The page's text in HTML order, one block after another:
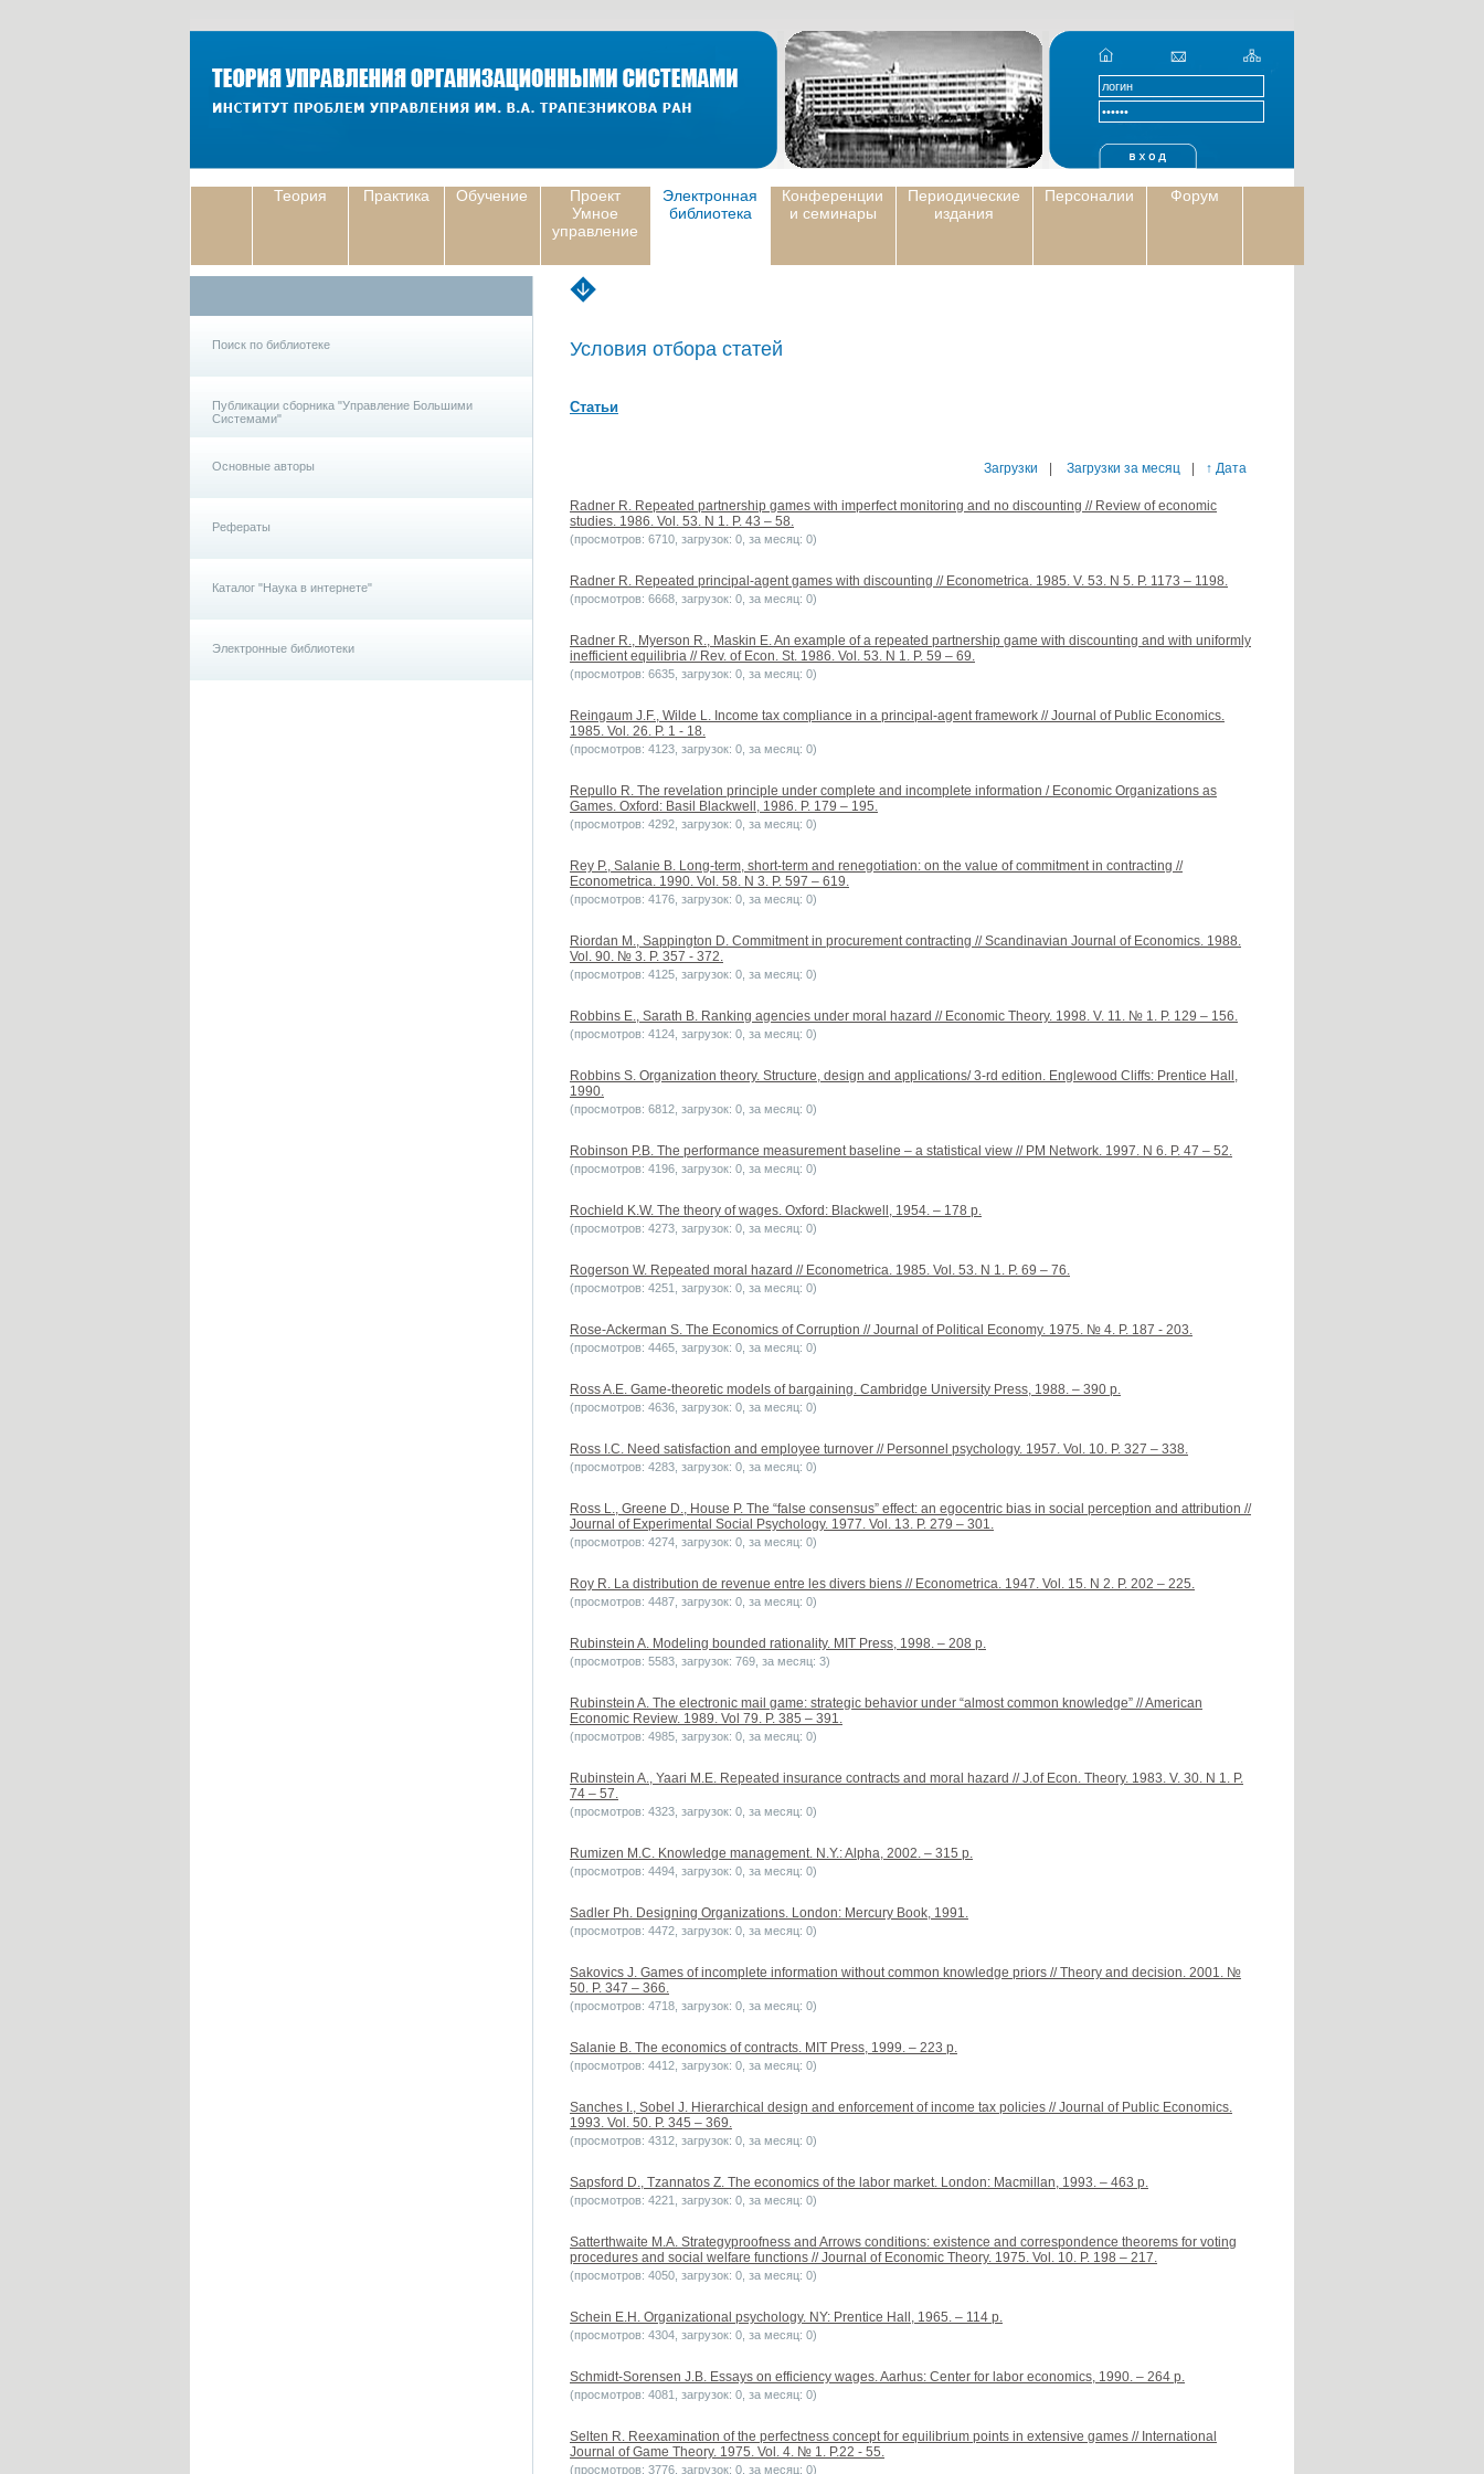
Теория Практика Обучение
Проект
Умное
управление
Электронная
библиотека
Конференции
и семинары
Периодические
издания
Персоналии Форум
Поиск по библиотеке
Публикации сборника "Управление Большими
Системами"
Основные авторы
Рефераты
Каталог "Наука в интернете"
Электронные библиотеки
Условия отбора статей
Статьи
Загрузки Загрузки за месяц ↑ Дата
Radner R. Repeated partnership games with imperfect monitoring and no discounting // Review of economic
studies. 1986. Vol. 53. N 1. P. 43 – 58.
(просмотров: 6710, загрузок: 0, за месяц: 0)
Radner R. Repeated principal-agent games with discounting // Econometrica. 1985. V. 53. N 5. P. 1173 – 1198.
(просмотров: 6668, загрузок: 0, за месяц: 0)
Radner R., Myerson R., Maskin E. An example of a repeated partnership game with discounting and with uniformly
inefficient equilibria // Rev. of Econ. St. 1986. Vol. 53. N 1. P. 59 – 69.
(просмотров: 6635, загрузок: 0, за месяц: 0)
Reingaum J.F., Wilde L. Income tax compliance in a principal-agent framework // Journal of Public Economics.
1985. Vol. 26. P. 1 - 18.
(просмотров: 4123, загрузок: 0, за месяц: 0)
Repullo R. The revelation principle under complete and incomplete information / Economic Organizations as
Games. Oxford: Basil Blackwell, 1986. P. 179 – 195.
(просмотров: 4292, загрузок: 0, за месяц: 0)
Rey P., Salanie B. Long-term, short-term and renegotiation: on the value of commitment in contracting //
Econometrica. 1990. Vol. 58. N 3. P. 597 – 619.
(просмотров: 4176, загрузок: 0, за месяц: 0)
Riordan M., Sappington D. Commitment in procurement contracting // Scandinavian Journal of Economics. 1988.
Vol. 90. № 3. P. 357 - 372.
(просмотров: 4125, загрузок: 0, за месяц: 0)
Robbins E., Sarath B. Ranking agencies under moral hazard // Economic Theory. 1998. V. 11. № 1. P. 129 – 156.
(просмотров: 4124, загрузок: 0, за месяц: 0)
Robbins S. Organization theory. Structure, design and applications/ 3-rd edition. Englewood Cliffs: Prentice Hall,
1990.
(просмотров: 6812, загрузок: 0, за месяц: 0)
Robinson P.B. The performance measurement baseline – a statistical view // PM Network. 1997. N 6. P. 47 – 52.
(просмотров: 4196, загрузок: 0, за месяц: 0)
Rochield K.W. The theory of wages. Oxford: Blackwell, 1954. – 178 p.
(просмотров: 4273, загрузок: 0, за месяц: 0)
Rogerson W. Repeated moral hazard // Econometrica. 1985. Vol. 53. N 1. P. 69 – 76.
(просмотров: 4251, загрузок: 0, за месяц: 0)
Rose-Ackerman S. The Economics of Corruption // Journal of Political Economy. 1975. № 4. P. 187 - 203.
(просмотров: 4465, загрузок: 0, за месяц: 0)
Ross A.E. Game-theoretic models of bargaining. Cambridge University Press, 1988. – 390 p.
(просмотров: 4636, загрузок: 0, за месяц: 0)
Ross I.C. Need satisfaction and employee turnover // Personnel psychology. 1957. Vol. 10. P. 327 – 338.
(просмотров: 4283, загрузок: 0, за месяц: 0)
Ross L., Greene D., House P. The “false consensus” effect: an egocentric bias in social perception and attribution //
Journal of Experimental Social Psychology. 1977. Vol. 13. P. 279 – 301.
(просмотров: 4274, загрузок: 0, за месяц: 0)
Roy R. La distribution de revenue entre les divers biens // Econometrica. 1947. Vol. 15. N 2. P. 202 – 225.
(просмотров: 4487, загрузок: 0, за месяц: 0)
Rubinstein A. Modeling bounded rationality. MIT Press, 1998. – 208 p.
(просмотров: 5583, загрузок: 769, за месяц: 3)
Rubinstein A. The electronic mail game: strategic behavior under “almost common knowledge” // American
Economic Review. 1989. Vol 79. P. 385 – 391.
(просмотров: 4985, загрузок: 0, за месяц: 0)
Rubinstein A., Yaari M.E. Repeated insurance contracts and moral hazard // J.of Econ. Theory. 1983. V. 30. N 1. P.
74 – 57.
(просмотров: 4323, загрузок: 0, за месяц: 0)
Rumizen M.C. Knowledge management. N.Y.: Alpha, 2002. – 315 p.
(просмотров: 4494, загрузок: 0, за месяц: 0)
Sadler Ph. Designing Organizations. London: Mercury Book, 1991.
(просмотров: 4472, загрузок: 0, за месяц: 0)
Sakovics J. Games of incomplete information without common knowledge priors // Theory and decision. 2001. №
50. P. 347 – 366.
(просмотров: 4718, загрузок: 0, за месяц: 0)
Salanie B. The economics of contracts. MIT Press, 1999. – 223 p.
(просмотров: 4412, загрузок: 0, за месяц: 0)
Sanches I., Sobel J. Hierarchical design and enforcement of income tax policies // Journal of Public Economics.
1993. Vol. 50. P. 345 – 369.
(просмотров: 4312, загрузок: 0, за месяц: 0)
Sapsford D., Tzannatos Z. The economics of the labor market. London: Macmillan, 1993. – 463 p.
(просмотров: 4221, загрузок: 0, за месяц: 0)
Satterthwaite M.A. Strategyproofness and Arrows conditions: existence and correspondence theorems for voting
procedures and social welfare functions // Journal of Economic Theory. 1975. Vol. 10. P. 198 – 217.
(просмотров: 4050, загрузок: 0, за месяц: 0)
Schein E.H. Organizational psychology. NY: Prentice Hall, 1965. – 114 p.
(просмотров: 4304, загрузок: 0, за месяц: 0)
Schmidt-Sorensen J.B. Essays on efficiency wages. Aarhus: Center for labor economics, 1990. – 264 p.
(просмотров: 4081, загрузок: 0, за месяц: 0)
Selten R. Reexamination of the perfectness concept for equilibrium points in extensive games // International
Journal of Game Theory. 1975. Vol. 4. № 1. P.22 - 55.
(просмотров: 3776, загрузок: 0, за месяц: 0)